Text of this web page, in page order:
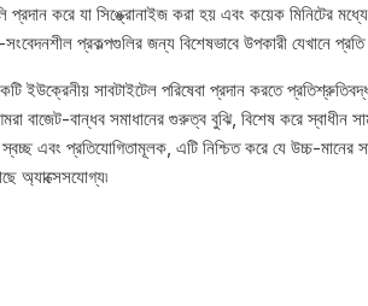
প্রদান করে যা সিঙ্ক্রোনাইজ করা হয় এবং কয়েক মিনিটের
প্রকল্পগুলির জন্য বিশেষভাবে উপকারী যেখানে
ইউক্রেনীয় সাবটাইটেল পরিষেবা প্রদান করতে
বাজেট-বান্ধব সমাধানের গুরুত্ব বুঝি, বিশেষ করে স্বাধীন
এবং প্রতিযোগিতামূলক, এটি নিশ্চিত করে যে উচ্চ-মানের
অ্যাক্সেসযোগ্য৷